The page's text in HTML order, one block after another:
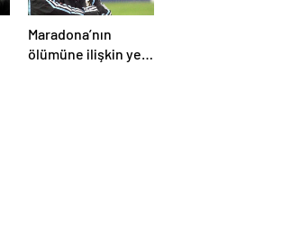
Maradona’nın
ölümüne ilişkin yeni